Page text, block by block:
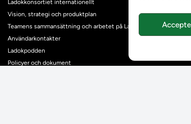
Ladokkonsortiet internationellt
Vision, strategi och produktplan
Teamens sammansättning och arbetet på Ladokkonsortiet
Användarkontakter
Ladokpodden
Policyer och dokument